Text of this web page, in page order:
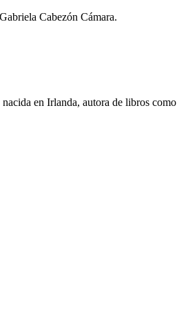
Cabezón Cámara.
en Irlanda, autora de libros como